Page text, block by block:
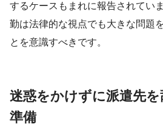
するケースもまれに報告されてい
勤は法律的な視点でも大きな問題
とを意識すべきです。
迷惑をかけずに派遣先
準備